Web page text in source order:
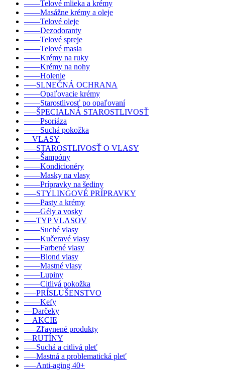
––––Telové mlieka a krémy
––––Masážne krémy a oleje
––––Telové oleje
––––Dezodoranty
––––Telové spreje
––––Telové masla
––––Krémy na ruky
––––Krémy na nohy
––––Holenie
–––SLNEČNÁ OCHRANA
––––Opaľovacie krémy
––––Starostlivosť po opaľovaní
–––ŠPECIALNÁ STAROSTLIVOSŤ
––––Psoriáza
––––Suchá pokožka
––VLASY
–––STAROSTLIVOSŤ O VLASY
––––Šampóny
––––Kondicionéry
––––Masky na vlasy
––––Prípravky na šediny
–––STYLINGOVÉ PRÍPRAVKY
––––Pasty a krémy
––––Gély a vosky
–––TYP VLASOV
––––Suché vlasy
––––Kučeravé vlasy
––––Farbené vlasy
––––Blond vlasy
––––Mastné vlasy
––––Lupiny
––––Citlivá pokožka
–––PRÍSLUŠENSTVO
––––Kefy
––Darčeky
––AKCIE
–––Zľavnené produkty
––RUTÍNY
–––Suchá a citlivá pleť
–––Mastná a problematická pleť
–––Anti-aging 40+